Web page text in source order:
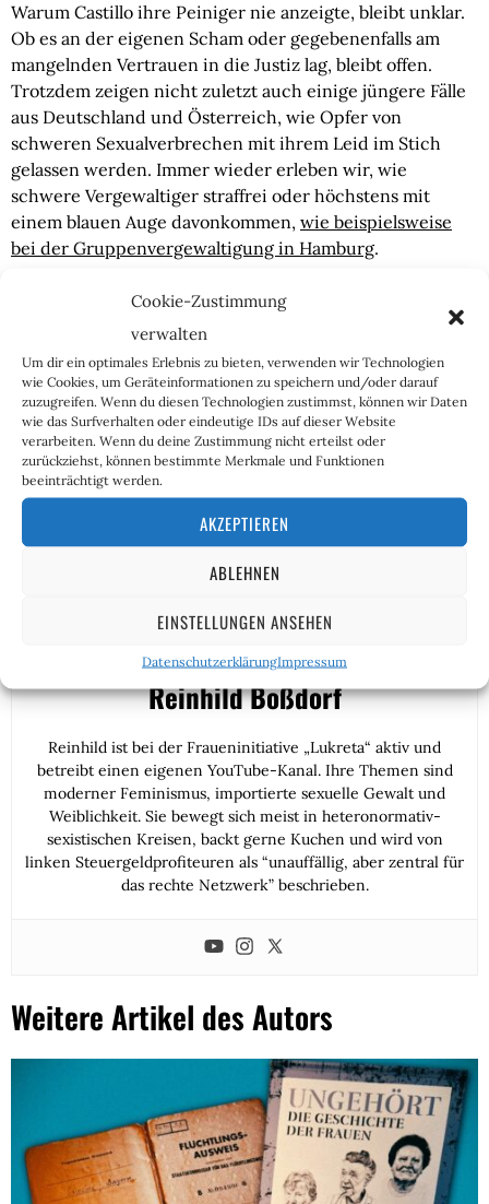
Cookie-Zustimmung
verwalten
Um dir ein optimales Erlebnis zu bieten, verwenden wir Technologien
wie Cookies, um Geräteinformationen zu speichern und/oder darauf
zuzugreifen. Wenn du diesen Technologien zustimmst, können wir Daten
wie das Surfverhalten oder eindeutige IDs auf dieser Website
verarbeiten. Wenn du deine Zustimmung nicht erteilst oder
zurückziehst, können bestimmte Merkmale und Funktionen
beeinträchtigt werden.
AKZEPTIEREN
ABLEHNEN
EINSTELLUNGEN ANSEHEN
DatenschutzerklärungImpressum
Warum Castillo ihre Peiniger nie anzeigte, bleibt unklar.
Ob es an der eigenen Scham oder gegebenenfalls am
mangelnden Vertrauen in die Justiz lag, bleibt offen.
Trotzdem zeigen nicht zuletzt auch einige jüngere Fälle
aus Deutschland und Österreich, wie Opfer von
schweren Sexualverbrechen mit ihrem Leid im Stich
gelassen werden. Immer wieder erleben wir, wie
schwere Vergewaltiger straffrei oder höchstens mit
einem blauen Auge davonkommen, wie beispielsweise
bei der Gruppenvergewaltigung in Hamburg.
Die Frauen sind schwer traumatisiert und werden
verhöhnt und im Stich gelassen. Dass Noelia nun büßt
Ungeheuerlichkeit nicht zu überbieten. Wir brauchen
keine Staaten, die den Freitod als „gnädigen Ausweg“
zelebrieren, sondern Staaten, die ihre Bürger vor
schweren Verbrechen schützen und Täter hinlänglich
bestrafen.
Reinhild Boßdorf
Reinhild ist bei der Fraueninitiative „Lukreta“ aktiv und
betreibt einen eigenen YouTube-Kanal. Ihre Themen sind
moderner Feminismus, importierte sexuelle Gewalt und
Weiblichkeit. Sie bewegt sich meist in heteronormativ-
sexistischen Kreisen, backt gerne Kuchen und wird von
linken Steuergeldprofiteuren als “unauffällig, aber zentral für
das rechte Netzwerk” beschrieben.
Weitere Artikel des Autors